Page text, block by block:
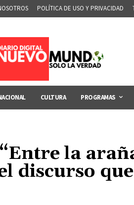
POLÍTICA DE USO Y PRIVACIDAD
CULTURA PROGRAMAS
la
discurso